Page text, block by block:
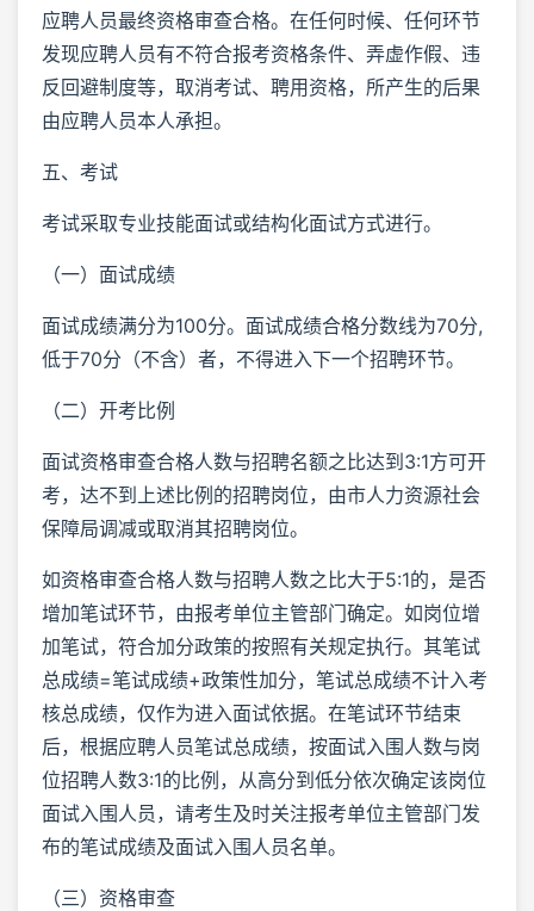
应聘人员最终资格审查合格。在任何时候、任何环节
发现应聘人员有不符合报考资格条件、弄虚作假、违
反回避制度等，取消考试、聘用资格，所产生的后果
由应聘人员本人承担。
五、考试
考试采取专业技能面试或结构化面试方式进行。
（一）面试成绩
面试成绩满分为100分。面试成绩合格分数线为70分,
低于70分（不含）者，不得进入下一个招聘环节。
（二）开考比例
面试资格审查合格人数与招聘名额之比达到3:1方可开
考，达不到上述比例的招聘岗位，由市人力资源社会
保障局调减或取消其招聘岗位。
如资格审查合格人数与招聘人数之比大于5:1的，是否
增加笔试环节，由报考单位主管部门确定。如岗位增
加笔试，符合加分政策的按照有关规定执行。其笔试
总成绩=笔试成绩+政策性加分，笔试总成绩不计入考
核总成绩，仅作为进入面试依据。在笔试环节结束
后，根据应聘人员笔试总成绩，按面试入围人数与岗
位招聘人数3:1的比例，从高分到低分依次确定该岗位
面试入围人员，请考生及时关注报考单位主管部门发
布的笔试成绩及面试入围人员名单。
（三）资格审查